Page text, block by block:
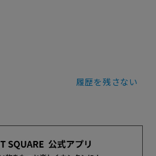
履歴を残さない